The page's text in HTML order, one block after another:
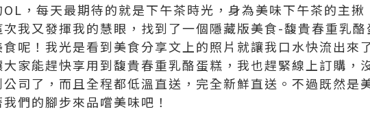
，每天最期待的就是下午茶時光，身為美味下午茶的主
我又發揮我的慧眼，找到了一個隱藏版美食-馥貴春重乳
呢！我光是看到美食分享文上的照片就讓我口水快流出來
家能趕快享用到馥貴春重乳酪蛋糕，我也趕緊線上訂購，
司了，而且全程都低溫直送，完全新鮮直送。不過既然是
們的腳步來品嚐美味吧！